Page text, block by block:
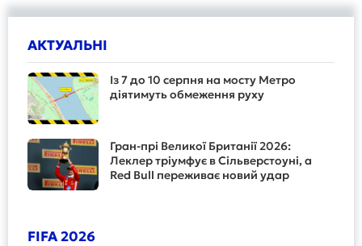
АКТУАЛЬНІ
Із 7 до 10 серпня на мосту Метро
діятимуть обмеження руху
Гран-прі Великої Британії 2026:
Леклер тріумфує в Сільверстоуні, а
Red Bull переживає новий удар
FIFA 2026